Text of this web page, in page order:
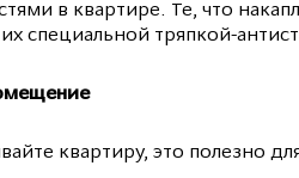
в квартире. Те, что
специальной тряпкой-
квартиру, это полезно